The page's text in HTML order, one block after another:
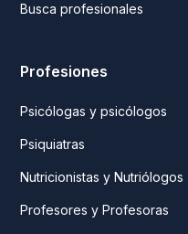
Busca profesionales
Profesiones
Psicólogas y psicólogos
Psiquiatras
Nutricionistas y Nutriólogos
Profesores y Profesoras